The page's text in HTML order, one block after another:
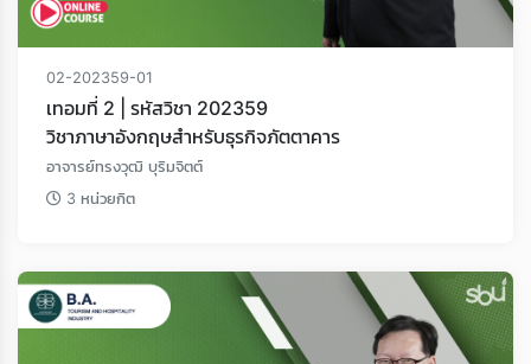
02-202359-01
เทอมที่ 2 | รหัสวิชา 202359
วิชาภาษาอังกฤษสําหรับธุรกิจภัตตาคาร
อาจารย์ทรงวุฒิ บุริมจิตต์
3 หน่วยกิต